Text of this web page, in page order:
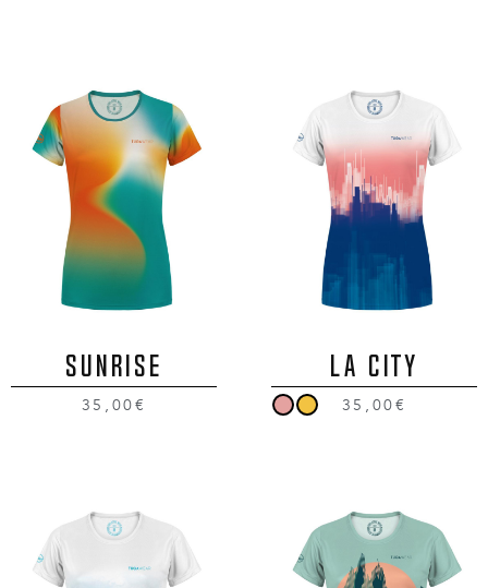
SUNRISE
35,00€
LA CITY
35,00€